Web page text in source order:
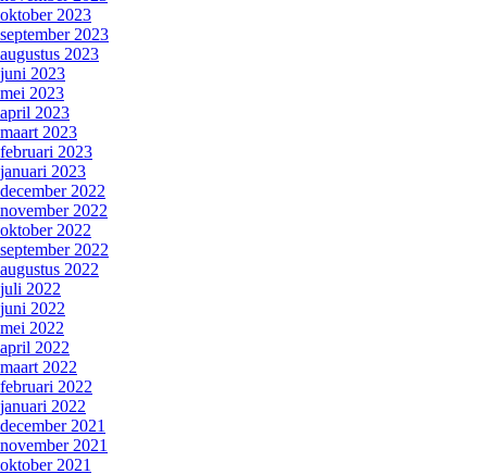
oktober 2023
september 2023
augustus 2023
juni 2023
mei 2023
april 2023
maart 2023
februari 2023
januari 2023
december 2022
november 2022
oktober 2022
september 2022
augustus 2022
juli 2022
juni 2022
mei 2022
april 2022
maart 2022
februari 2022
januari 2022
december 2021
november 2021
oktober 2021